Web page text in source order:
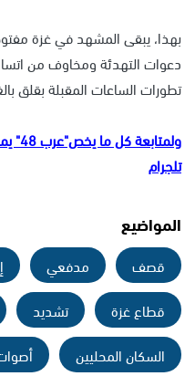
بهذا، يبقى المشهد في غزة
دعوات التهدئة ومخاوف من
تطورات الساعات المقبلة بقلق
تلجرام
المواضيع
قصف مدفعي
قطاع غزة
تشديد
السكان المحليين